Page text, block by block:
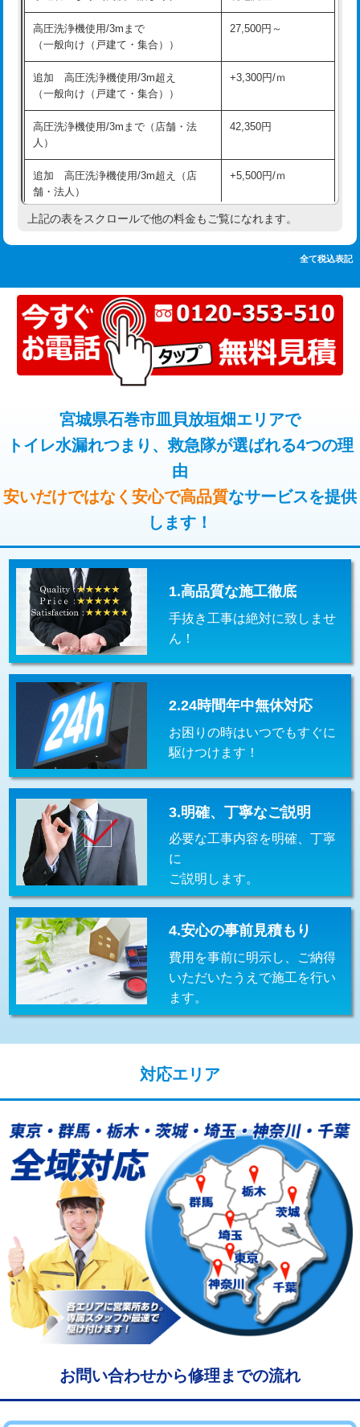
追加人工 16,500円
廃棄・処分 現場見積
※給水管工事は20mmまでの価格です。
持込商品取付（混合水栓）
持込商品取付（浄水器・分岐水栓） 16,500円
業）
排水管工事（追加 排水管工事/3ｍ超
え）
マス交換（土の掘削・埋め戻し作業） 11,000円~
マス交換（深さ50㎝以上） 66,000円
コンクリート斫り（厚さ10㎝まで） 27,500円
コンクリート斫り（厚さ10㎝超え） 38,500円
モルタル補修（厚さ10㎝まで） 27,500円
モルタル補修（厚さ10㎝超え） 38,500円
高圧洗浄機使用/3mまで
（一般向け（戸建て・集合））
27,500円～
追加 高圧洗浄機使用/3m超え
（一般向け（戸建て・集合））
+3,300円/ｍ
高圧洗浄機使用/3mまで（店舗・法
人）
42,350円
追加 高圧洗浄機使用/3m超え（店
舗・法人）
+5,500円/ｍ
高度高圧洗浄換 現地調査
トーラー機使用/3mまで 33,000円
追加トーラー機使用/3m超え +3,300円
カメラ調査 33,000円
止水・漏水調査・防水処理・清掃・修
理・調整・分解・加工など（軽作業）
11,000円
止水・漏水調査・防水処理・清掃・修
理・調整・分解・加工など（中作業）
止水・漏水調査・防水処理・清掃・修
その他部品の脱着
交換・取付（タンク） 22,000円+材料費
交換・取付(単水栓（壁付・デッキ
式）)
交換・取付(混合水栓（壁付・デッキ
式・ワンホール）)
交換・取付(排水栓・排水トラップ
（P/S/ポップアップ））
22,000円+材料費
交換・取付（その他部品） 11,000円+材料費
持込商品取付（単水栓） 13,200円
持込商品取付（混合水栓） 16,500円
持込商品取付（浄水器・分岐水栓） 16,500円
給水管工事※（バンド止め)
給水管工事※（支持金具設置) 5,500円
給水管工事※（保温材使用（バンド止
5,500円
用/3ｍまで)
給水管工事※（塩ビ管（VP・HI）使
用（追加）/3ｍ超え)
+8,800円
給水管工事※（ライニング鋼管・銅
管・ポリ管・HT管使用/3ｍまで)
44,000円
給水管工事※（ライニング鋼管・銅
管・ポリ管・HT管使用/3ｍ超え)
+8,800円
マス交換（土の掘削・埋め戻し作業） 11,000円~
マス交換（深さ50㎝未満） 55,000円
マス交換（深さ50㎝以上） 66,000円
コンクリート斫り（厚さ10㎝まで） 27,500円
上記の表をスクロールで他の料金もご覧になれます。
全て税込表記
宮城県石巻市皿貝放垣畑エリアで
トイレ水漏れつまり、救急隊が選ばれる4つの理
由
安いだけではなく安心で高品質なサービスを提供
します！
1.高品質な施工徹底
手抜き工事は絶対に致しませ
ん！
2.24時間年中無休対応
お困りの時はいつでもすぐに
駆けつけます！
3.明確、丁寧なご説明
必要な工事内容を明確、丁寧
に
ご説明します。
4.安心の事前見積もり
費用を事前に明示し、ご納得
いただいたうえで施工を行い
ます。
対応エリア
お問い合わせから修理までの流れ